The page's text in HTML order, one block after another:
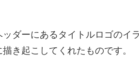
ダーにあるタイトルロゴの
き起こしてくれたものです。